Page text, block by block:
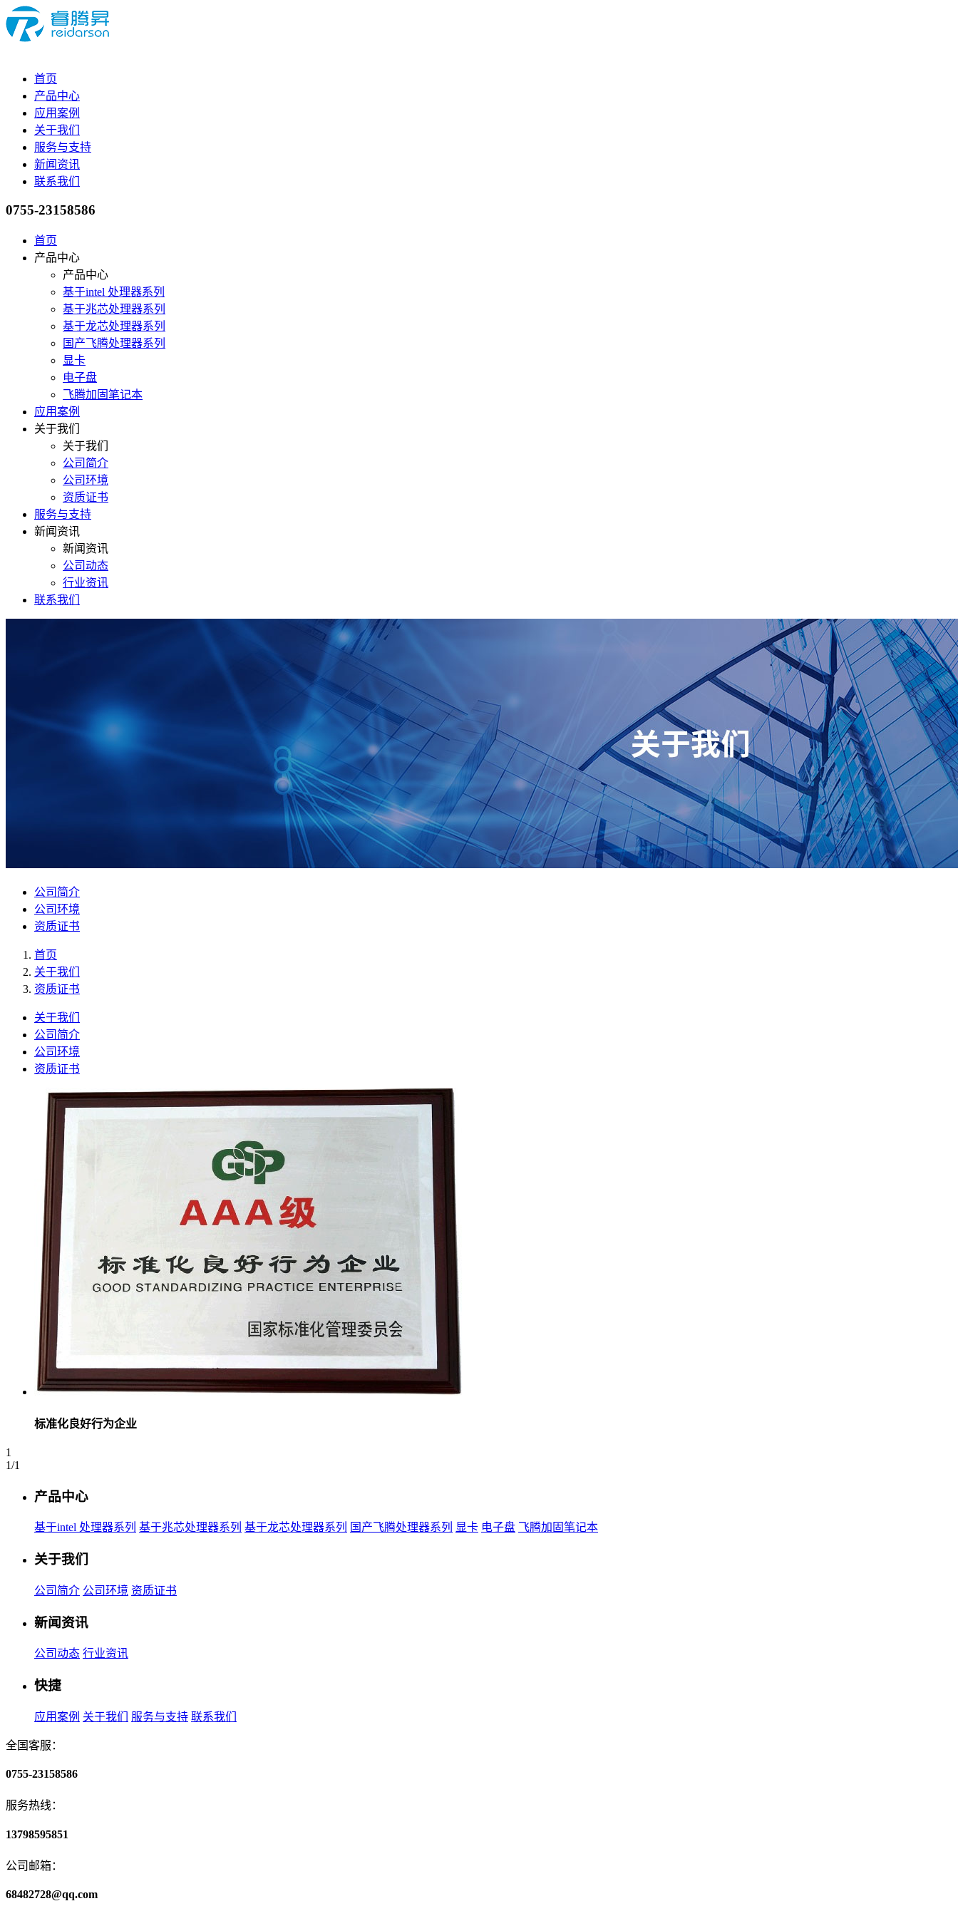
首页
产品中心
应用案例
关于我们
服务与支持
新闻资讯
联系我们
0755-23158586
首页
产品中心
产品中心
基于intel 处理器系列
基于兆芯处理器系列
基于龙芯处理器系列
国产飞腾处理器系列
显卡
电子盘
飞腾加固笔记本
应用案例
关于我们
关于我们
公司简介
公司环境
资质证书
服务与支持
新闻资讯
新闻资讯
公司动态
行业资讯
联系我们
公司简介
公司环境
资质证书
首页
关于我们
资质证书
关于我们
公司简介
公司环境
资质证书
标准化良好行为企业
1
1/1
产品中心
基于intel 处理器系列 基于兆芯处理器系列 基于龙芯处理器系列 国产飞腾处理器系列 显卡 电子盘 飞腾加固笔记本
关于我们
公司简介 公司环境 资质证书
新闻资讯
公司动态 行业资讯
快捷
应用案例 关于我们 服务与支持 联系我们
全国客服：
0755-23158586
服务热线：
13798595851
公司邮箱：
68482728@qq.com